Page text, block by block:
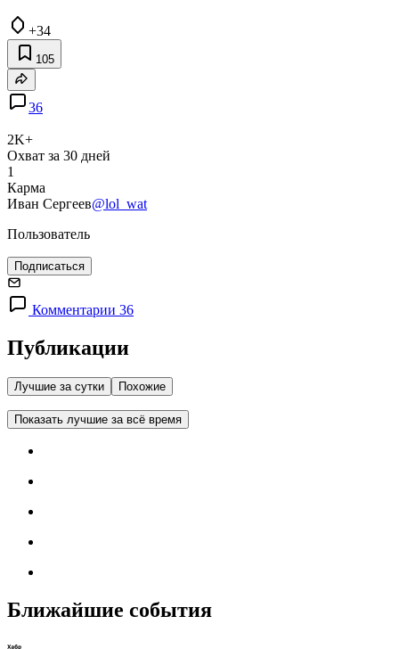
+34
105
36
2K+
Охват за 30 дней
1
Карма
Иван Сергеев@lol_wat
Пользователь
Подписаться
Комментарии 36
Публикации
Лучшие за сутки Похожие
Показать лучшие за всё время
Ближайшие события